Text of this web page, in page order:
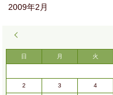
2009年2月
日 月 火
2 3 4